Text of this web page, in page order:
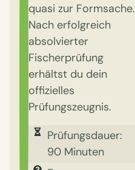
quasi zur Formsache.
Nach erfolgreich
absolvierter
Fischerprüfung
erhältst du dein
offizielles
Prüfungszeugnis.
Prüfungsdauer:
90 Minuten